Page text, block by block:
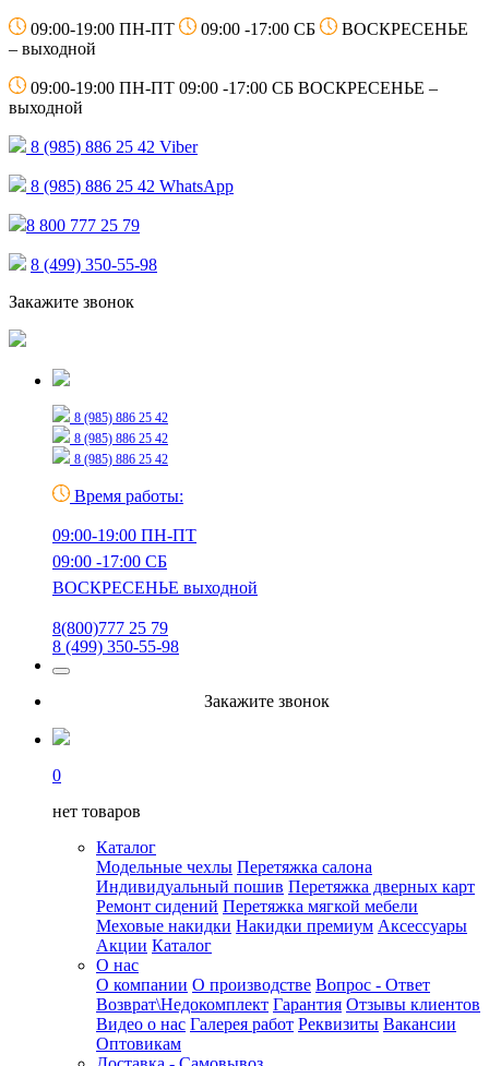
09:00-19:00 ПН-ПТ 09:00 -17:00 СБ
ВОСКРЕСЕНЬЕ
– выходной
09:00-19:00 ПН-ПТ 09:00 -17:00 СБ ВОСКРЕСЕНЬЕ –
выходной
8 (985) 886 25 42 Viber
8 (985) 886 25 42 WhatsApp
8 800 777 25 79
8 (499) 350-55-98
Закажите звонок
8 (985) 886 25 42
8 (985) 886 25 42
8 (985) 886 25 42
Время работы:
09:00-19:00 ПН-ПТ
09:00 -17:00 СБ
ВОСКРЕСЕНЬЕ выходной
8(800)777 25 79
8 (499) 350-55-98
Закажите звонок
0
нет товаров
Каталог
Модельные чехлы Перетяжка салона
Индивидуальный пошив Перетяжка дверных карт
Ремонт сидений Перетяжка мягкой мебели
Меховые накидки Накидки премиум Аксессуары
Акции Каталог
О нас
О компании О производстве Вопрос - Ответ
Возврат\Недокомплект Гарантия Отзывы клиентов
Видео о нас Галерея работ Реквизиты Вакансии
Оптовикам